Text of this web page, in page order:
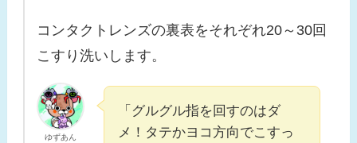
コンタクトレンズの裏表をそれぞれ20～30回
こすり洗いします。
ゆずあん
「グルグル指を回すのはダ
メ！タテかヨコ方向でこすっ